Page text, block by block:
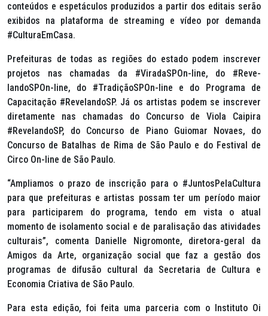
conteúdos e espetáculos produzidos a partir dos editais serão
exibidos na plataforma de streaming e vídeo por demanda
#CulturaEmCasa.
Prefeituras de todas as regiões do estado podem inscrever
projetos nas chamadas da #ViradaSPOn-line, do #Reve-
landoSPOn-line, do #TradiçãoSPOn-line e do Programa de
Capacitação #RevelandoSP. Já os artistas podem se inscrever
diretamente nas chamadas do Concurso de Viola Caipira
#RevelandoSP, do Concurso de Piano Guiomar Novaes, do
Concurso de Batalhas de Rima de São Paulo e do Festival de
Circo On-line de São Paulo.
“Ampliamos o prazo de inscrição para o #JuntosPelaCultura
para que prefeituras e artistas possam ter um período maior
para participarem do programa, tendo em vista o atual
momento de isolamento social e de paralisação das atividades
culturais”, comenta Danielle Nigromonte, diretora-geral da
Amigos da Arte, organização social que faz a gestão dos
programas de difusão cultural da Secretaria de Cultura e
Economia Criativa de São Paulo.
Para esta edição, foi feita uma parceria com o Instituto Oi